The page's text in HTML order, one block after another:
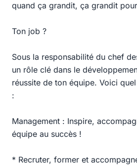
quand ça grandit, ça grandit
Ton job ?
Sous la responsabilité du chef
un rôle clé dans le
réussite de ton équipe. Voici
:
Management : Inspire,
équipe au succès !
* Recruter, former et